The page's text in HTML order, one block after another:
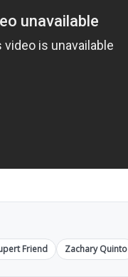
Friend Zachary Quinto